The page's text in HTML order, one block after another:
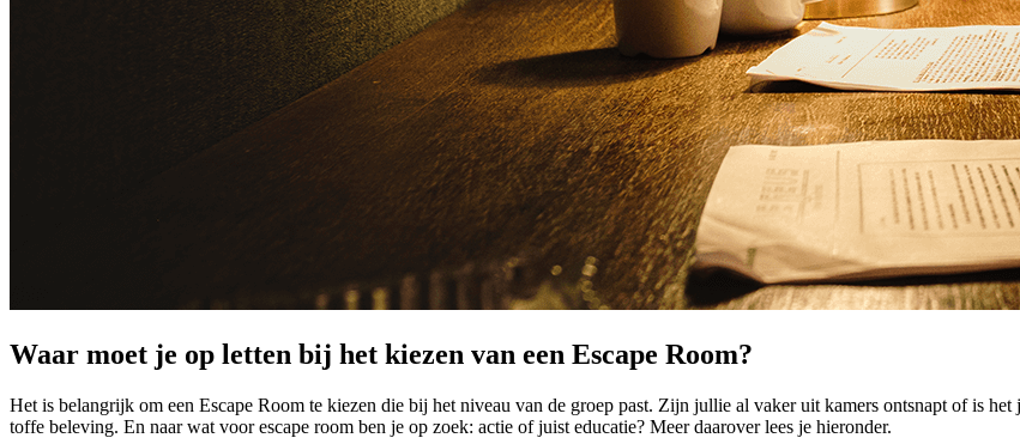
Waar moet je op letten bij het kiezen van een Escape Room?
Het is belangrijk om een Escape Room te kiezen die bij het niveau van de groep past. Zijn jullie al vaker uit kamers ontsnapt of is
toffe beleving. En naar wat voor escape room ben je op zoek: actie of juist educatie? Meer daarover lees je hieronder.